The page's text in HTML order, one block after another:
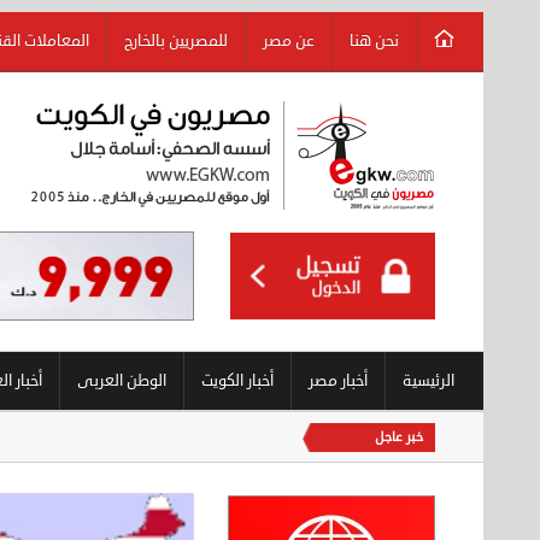
نحن هنا عن مصر للمصريين بالخارج المعاملات
الرئيسية أخبار مصر أخبار الكويت الوطن العربى أخبار
خبر عاجل